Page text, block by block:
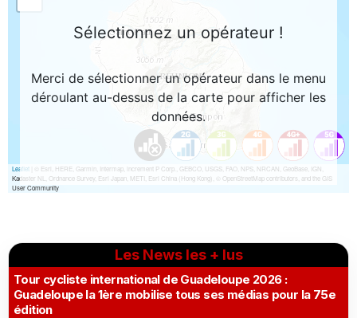
Les News les + lus
Tour cycliste international de Guadeloupe 2026 :
Guadeloupe la 1ère mobilise tous ses médias pour la 75e
édition